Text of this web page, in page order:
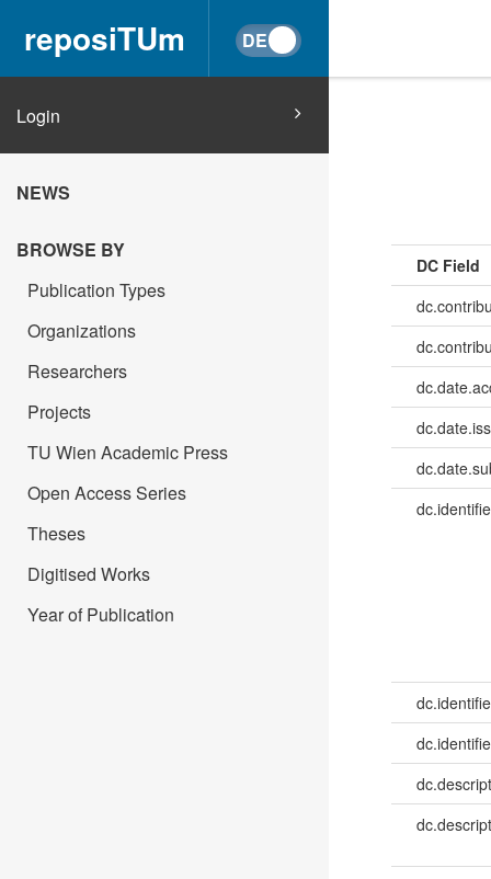
reposiTUm
Login
NEWS
BROWSE BY
Publication Types
Organizations
Researchers
Projects
TU Wien Academic Press
Open Access Series
Theses
Digitised Works
Year of Publication
DC Field